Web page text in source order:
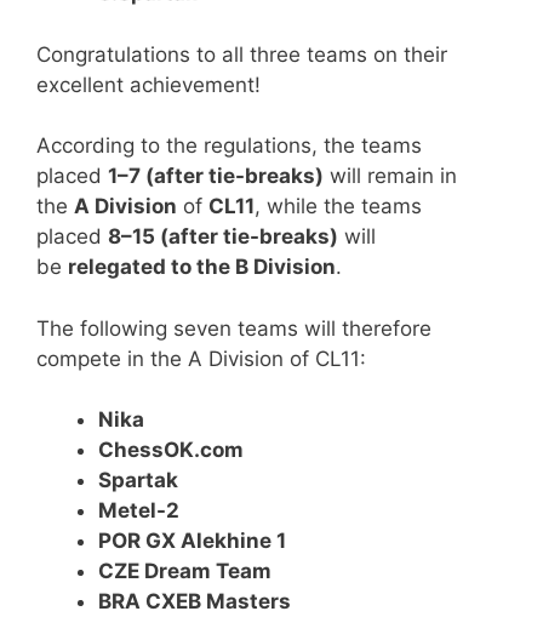
Congratulations to all three teams on their
excellent achievement!
According to the regulations, the teams
placed 1–7 (after tie-breaks) will remain in
the A Division of CL11, while the teams
placed 8–15 (after tie-breaks) will
be relegated to the B Division.
The following seven teams will therefore
compete in the A Division of CL11:
Nika
ChessOK.com
Spartak
Metel-2
POR GX Alekhine 1
CZE Dream Team
BRA CXEB Masters